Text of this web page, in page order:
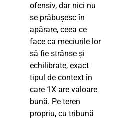
ofensiv, dar nici nu
se prăbușesc în
apărare, ceea ce
face ca meciurile lor
să fie strânse și
echilibrate, exact
tipul de context în
care 1X are valoare
bună. Pe teren
propriu, cu tribună